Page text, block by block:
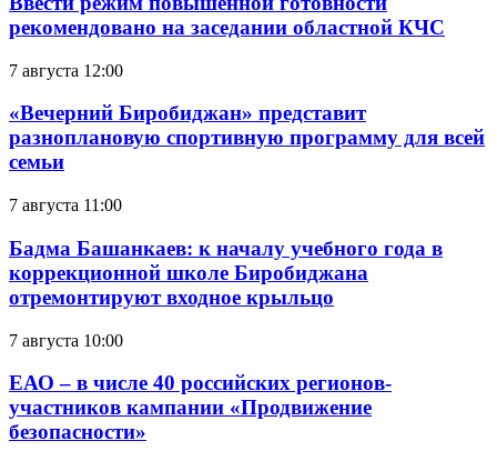
рекомендовано на заседании областной КЧС
7 августа 12:00
«Вечерний Биробиджан» представит
разноплановую спортивную программу для всей
семьи
7 августа 11:00
Бадма Башанкаев: к началу учебного года в
коррекционной школе Биробиджана
отремонтируют входное крыльцо
7 августа 10:00
ЕАО – в числе 40 российских регионов-
участников кампании «Продвижение
безопасности»